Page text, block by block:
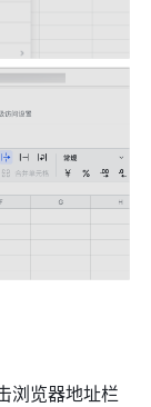
浏览器地址栏